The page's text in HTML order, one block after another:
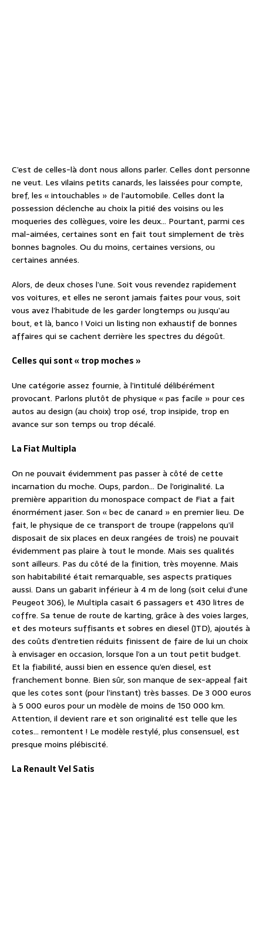
C’est de celles-là dont nous allons parler. Celles dont personne
ne veut. Les vilains petits canards, les laissées pour compte,
bref, les « intouchables » de l’automobile. Celles dont la
possession déclenche au choix la pitié des voisins ou les
moqueries des collègues, voire les deux… Pourtant, parmi ces
mal-aimées, certaines sont en fait tout simplement de très
bonnes bagnoles. Ou du moins, certaines versions, ou
certaines années.
Alors, de deux choses l’une. Soit vous revendez rapidement
vos voitures, et elles ne seront jamais faites pour vous, soit
vous avez l’habitude de les garder longtemps ou jusqu’au
bout, et là, banco ! Voici un listing non exhaustif de bonnes
affaires qui se cachent derrière les spectres du dégoût.
Celles qui sont « trop moches »
Une catégorie assez fournie, à l’intitulé délibérément
provocant. Parlons plutôt de physique « pas facile » pour ces
autos au design (au choix) trop osé, trop insipide, trop en
avance sur son temps ou trop décalé.
La Fiat Multipla
On ne pouvait évidemment pas passer à côté de cette
incarnation du moche. Oups, pardon… De l’originalité. La
première apparition du monospace compact de Fiat a fait
énormément jaser. Son « bec de canard » en premier lieu. De
fait, le physique de ce transport de troupe (rappelons qu’il
disposait de six places en deux rangées de trois) ne pouvait
évidemment pas plaire à tout le monde. Mais ses qualités
sont ailleurs. Pas du côté de la finition, très moyenne. Mais
son habitabilité était remarquable, ses aspects pratiques
aussi. Dans un gabarit inférieur à 4 m de long (soit celui d’une
Peugeot 306), le Multipla casait 6 passagers et 430 litres de
coffre. Sa tenue de route de karting, grâce à des voies larges,
et des moteurs suffisants et sobres en diesel (JTD), ajoutés à
des coûts d’entretien réduits finissent de faire de lui un choix
à envisager en occasion, lorsque l’on a un tout petit budget.
Et la fiabilité, aussi bien en essence qu’en diesel, est
franchement bonne. Bien sûr, son manque de sex-appeal fait
que les cotes sont (pour l’instant) très basses. De 3 000 euros
à 5 000 euros pour un modèle de moins de 150 000 km.
Attention, il devient rare et son originalité est telle que les
cotes… remontent ! Le modèle restylé, plus consensuel, est
presque moins plébiscité.
La Renault Vel Satis